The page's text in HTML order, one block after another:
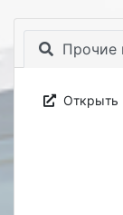
Прочие
Открыть